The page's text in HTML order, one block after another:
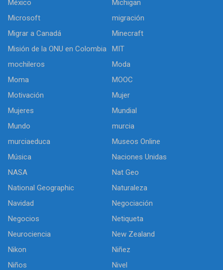
México
Michigan
Microsoft
migración
Migrar a Canadá
Minecraft
Misión de la ONU en Colombia
MIT
mochileros
Moda
Moma
MOOC
Motivación
Mujer
Mujeres
Mundial
Mundo
murcia
murciaeduca
Museos Online
Música
Naciones Unidas
NASA
Nat Geo
National Geographic
Naturaleza
Navidad
Negociación
Negocios
Netiqueta
Neurociencia
New Zealand
Nikon
Niñez
Niños
Nivel